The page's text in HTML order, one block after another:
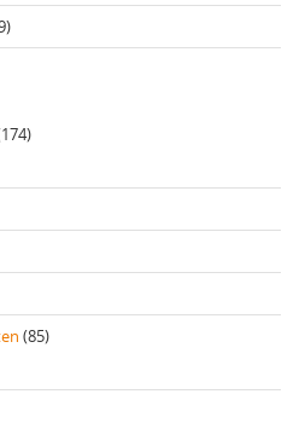
(85)